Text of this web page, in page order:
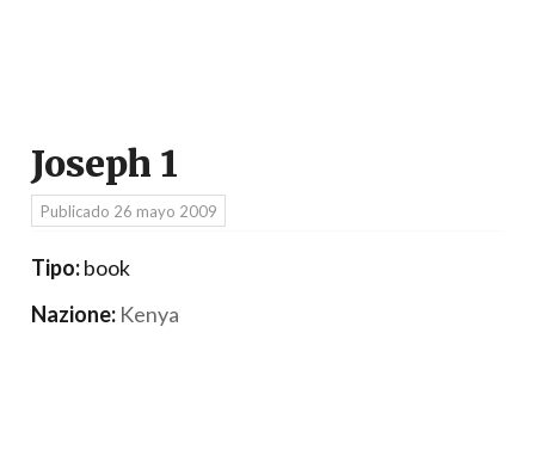
Joseph 1
Publicado 26 mayo 2009
Tipo:book
Nazione: Kenya